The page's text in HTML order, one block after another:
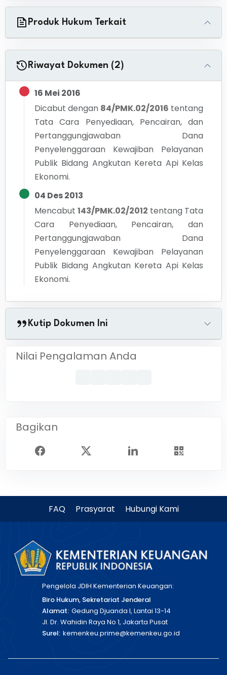
Produk Hukum Terkait
Riwayat Dokumen (2)
16 Mei 2016
Dicabut dengan 84/PMK.02/2016 tentang
Tata Cara Penyediaan, Pencairan, dan
Pertanggungjawaban Dana
Penyelenggaraan Kewajiban Pelayanan
Publik Bidang Angkutan Kereta Api Kelas
Ekonomi.
04 Des 2013
Mencabut 143/PMK.02/2012 tentang Tata
Cara Penyediaan, Pencairan, dan
Pertanggungjawaban Dana
Penyelenggaraan Kewajiban Pelayanan
Publik Bidang Angkutan Kereta Api Kelas
Ekonomi.
Kutip Dokumen Ini
Nilai Pengalaman Anda
Bagikan
FAQ Prasyarat Hubungi Kami
Pengelola JDIH Kementerian Keuangan:
Biro Hukum, Sekretariat Jenderal
Alamat: Gedung Djuanda I, Lantai 13-14
Jl. Dr. Wahidin Raya No 1, Jakarta Pusat
Surel: kemenkeu.prime@kemenkeu.go.id